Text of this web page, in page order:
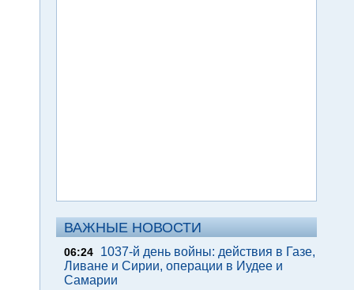
ВАЖНЫЕ НОВОСТИ
06:24
1037-й день войны: действия в Газе,
Ливане и Сирии, операции в Иудее и
Самарии